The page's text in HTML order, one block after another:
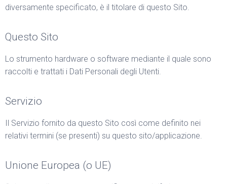
diversamente specificato, è il titolare di questo Sito.
Questo Sito
Lo strumento hardware o software mediante il quale sono
raccolti e trattati i Dati Personali degli Utenti.
Servizio
Il Servizio fornito da questo Sito così come definito nei
relativi termini (se presenti) su questo sito/applicazione.
Unione Europea (o UE)